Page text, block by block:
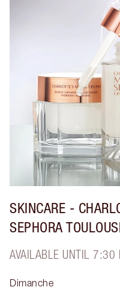
SKINCARE -
SEPHORA
AVAILABLE UNTIL 7:30
Dimanche